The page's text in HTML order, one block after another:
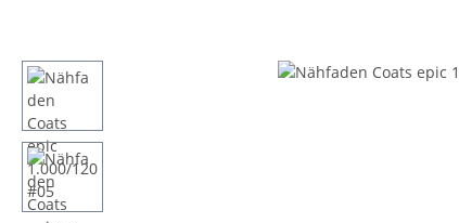
Bildergalerie überspringen